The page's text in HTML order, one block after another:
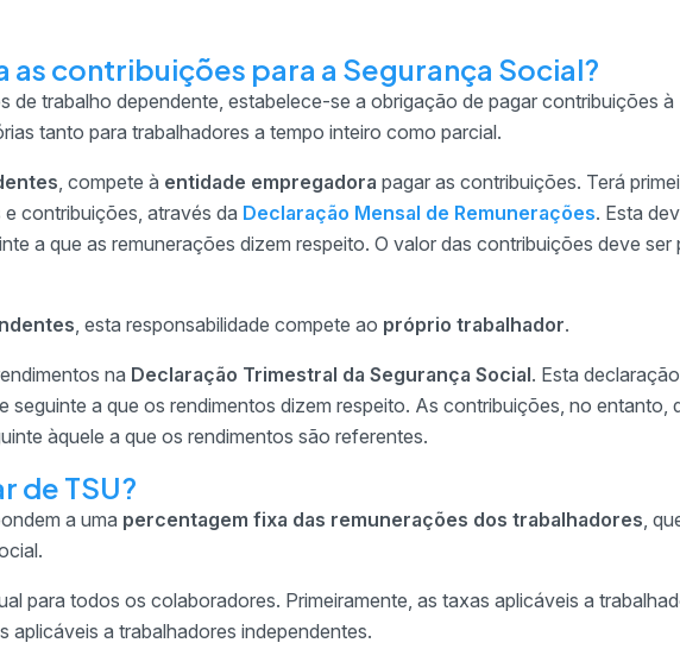
as contribuições para a Segurança Social?
de trabalho dependente, estabelece-se a obrigação de pagar contribuições à
tanto para trabalhadores a tempo inteiro como parcial.
, compete à entidade empregadora pagar as contribuições. Terá
contribuições, através da Declaração Mensal de Remunerações. Esta
a que as remunerações dizem respeito. O valor das contribuições deve ser
, esta responsabilidade compete ao próprio trabalhador.
na Declaração Trimestral da Segurança Social. Esta
seguinte a que os rendimentos dizem respeito. As contribuições, no entanto,
àquele a que os rendimentos são referentes.
de TSU?
a uma percentagem fixa das remunerações dos trabalhadores,
para todos os colaboradores. Primeiramente, as taxas aplicáveis a
aplicáveis a trabalhadores independentes.